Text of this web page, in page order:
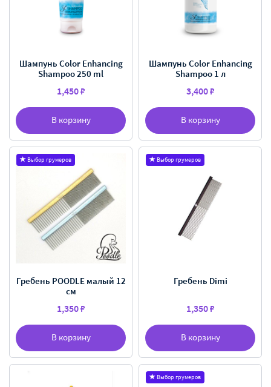
В корзину
Шампунь Color Enhancing
Shampoo 250 ml
1,450 ₽
В корзину
Шампунь Color Enhancing
Shampoo 1 л
3,400 ₽
Выбор грумеров
В корзину
Гребень POODLE малый 12
см
1,350 ₽
Выбор грумеров
В корзину
Гребень Dimi
1,350 ₽
Выбор грумеров